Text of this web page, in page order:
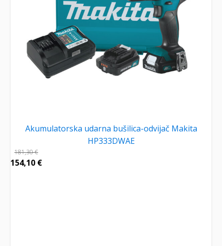
Akumulatorska udarna bušilica-odvijač Makita
HP333DWAE
181,30€
154,10 €